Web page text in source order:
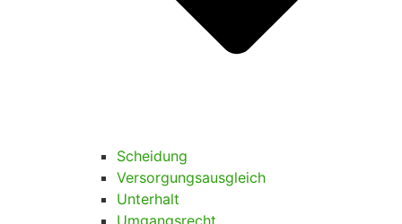
Scheidung
Versorgungsausgleich
Unterhalt